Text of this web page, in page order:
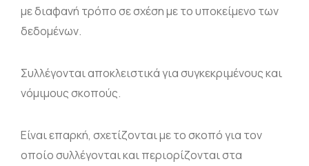
με διαφανή τρόπο σε σχέση με το υποκείμενο των
δεδομένων.
Συλλέγονται αποκλειστικά για συγκεκριμένους και
νόμιμους σκοπούς.
Είναι επαρκή, σχετίζονται με το σκοπό για τον
οποίο συλλέγονται και περιορίζονται στα